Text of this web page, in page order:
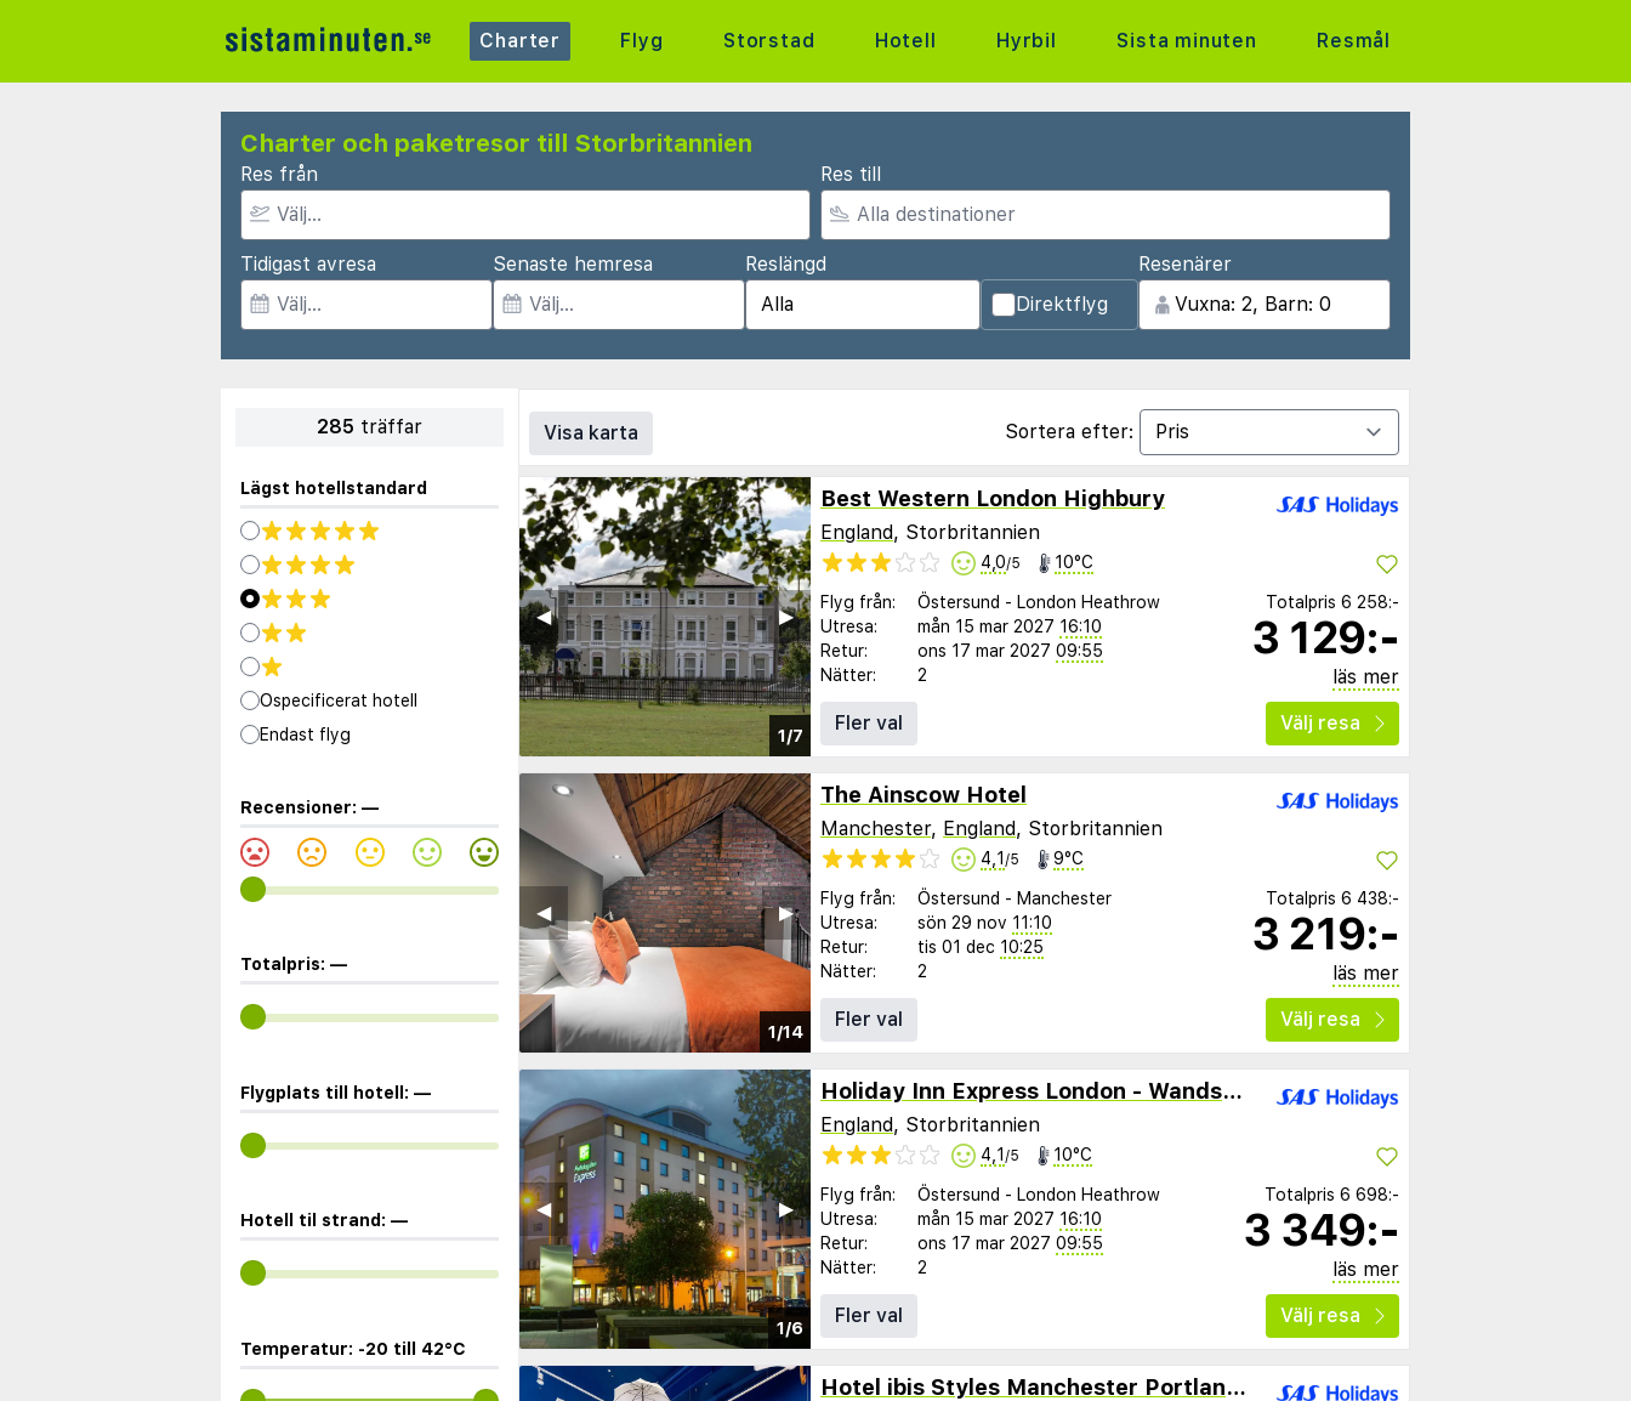
Charter Flyg Storstad Hotell Hyrbil Sista minuten Resmål
Charter och paketresor till Storbritannien
Res från Res till
Tidigast avresa Senaste hemresa
Reslängd
Direktflyg
Resenärer
285 träffar
Lägst hotellstandard
Ospecificerat hotell
Endast flyg
Recensioner: —
Totalpris: —
Flygplats till hotell: —
Hotell til strand: —
Temperatur: -20 till 42°C
Visa karta Sortera efter:
1/7
▶︎
◀︎
Best Western London Highbury
England, Storbritannien
4,0/5 10°C
Flyg från: Östersund - London Heathrow
Utresa:
mån 15 mar 2027 16:10
Retur:
ons 17 mar 2027 09:55
Nätter:
2
Totalpris 6 258:-
3 129:-
läs mer
Fler val
Välj resa
1/14
▶︎
◀︎
The Ainscow Hotel
Manchester, England, Storbritannien
4,1 /5 9°C
Flyg från: Östersund - Manchester
Utresa:
sön 29 nov 11:10
Retur:
tis 01 dec 10:25
Nätter:
2
Totalpris 6 438:-
3 219:-
läs mer
Fler val
Välj resa
1/6
▶︎
◀︎
Holiday Inn Express London - Wandsworth
England, Storbritannien
4,1 /5 10°C
Flyg från: Östersund - London Heathrow
Utresa:
mån 15 mar 2027 16:10
Retur:
ons 17 mar 2027 09:55
Nätter:
2
Totalpris 6 698:-
3 349:-
läs mer
Fler val
Välj resa
Hotel ibis Styles Manchester Portland Hotel